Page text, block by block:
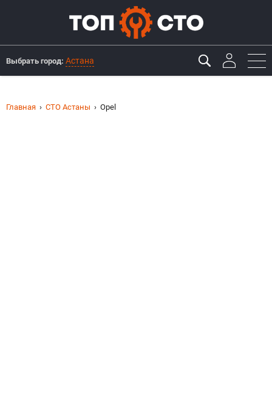
Выбрать город: Астана
Главная СТО Астаны Opel